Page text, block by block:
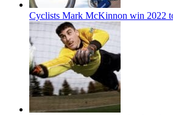
Cyclists Mark McKinnon win 2022